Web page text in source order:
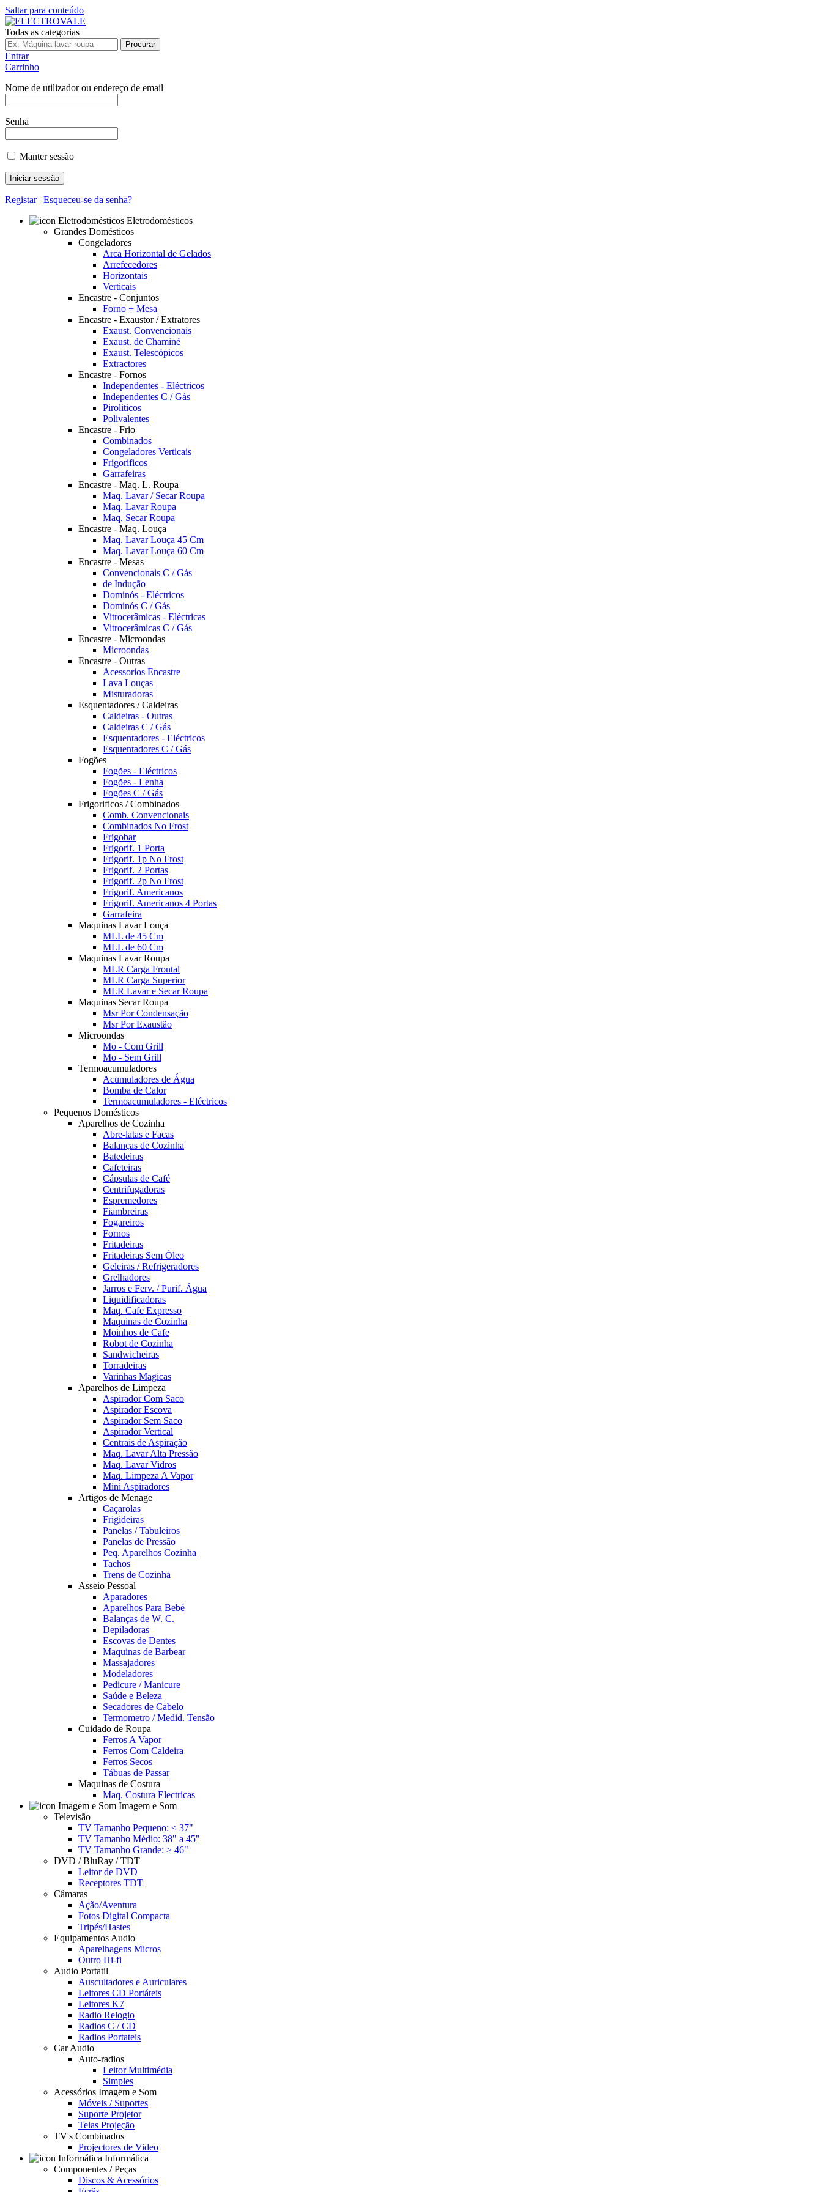
Saltar para conteúdo
Todas as categorias
Procurar
Entrar
Carrinho
Nome de utilizador ou endereço de email
Senha
Manter sessão
Registar| Esqueceu-se da senha?
Eletrodomésticos
Grandes Domésticos
Congeladores
Arca Horizontal de Gelados
Arrefecedores
Horizontais
Verticais
Encastre - Conjuntos
Forno + Mesa
Encastre - Exaustor / Extratores
Exaust. Convencionais
Exaust. de Chaminé
Exaust. Telescópicos
Extractores
Encastre - Fornos
Independentes - Eléctricos
Independentes C / Gás
Piroliticos
Polivalentes
Encastre - Frio
Combinados
Congeladores Verticais
Frigorificos
Garrafeiras
Encastre - Maq. L. Roupa
Maq. Lavar / Secar Roupa
Maq. Lavar Roupa
Maq. Secar Roupa
Encastre - Maq. Louça
Maq. Lavar Louça 45 Cm
Maq. Lavar Louça 60 Cm
Encastre - Mesas
Convencionais C / Gás
de Indução
Dominós - Eléctricos
Dominós C / Gás
Vitrocerâmicas - Eléctricas
Vitrocerâmicas C / Gás
Encastre - Microondas
Microondas
Encastre - Outras
Acessorios Encastre
Lava Louças
Misturadoras
Esquentadores / Caldeiras
Caldeiras - Outras
Caldeiras C / Gás
Esquentadores - Eléctricos
Esquentadores C / Gás
Fogões
Fogões - Eléctricos
Fogões - Lenha
Fogões C / Gás
Frigorificos / Combinados
Comb. Convencionais
Combinados No Frost
Frigobar
Frigorif. 1 Porta
Frigorif. 1p No Frost
Frigorif. 2 Portas
Frigorif. 2p No Frost
Frigorif. Americanos
Frigorif. Americanos 4 Portas
Garrafeira
Maquinas Lavar Louça
MLL de 45 Cm
MLL de 60 Cm
Maquinas Lavar Roupa
MLR Carga Frontal
MLR Carga Superior
MLR Lavar e Secar Roupa
Maquinas Secar Roupa
Msr Por Condensação
Msr Por Exaustão
Microondas
Mo - Com Grill
Mo - Sem Grill
Termoacumuladores
Acumuladores de Água
Bomba de Calor
Termoacumuladores - Eléctricos
Pequenos Domésticos
Aparelhos de Cozinha
Abre-latas e Facas
Balanças de Cozinha
Batedeiras
Cafeteiras
Cápsulas de Café
Centrifugadoras
Espremedores
Fiambreiras
Fogareiros
Fornos
Fritadeiras
Fritadeiras Sem Óleo
Geleiras / Refrigeradores
Grelhadores
Jarros e Ferv. / Purif. Água
Liquidificadoras
Maq. Cafe Expresso
Maquinas de Cozinha
Moinhos de Cafe
Robot de Cozinha
Sandwicheiras
Torradeiras
Varinhas Magicas
Aparelhos de Limpeza
Aspirador Com Saco
Aspirador Escova
Aspirador Sem Saco
Aspirador Vertical
Centrais de Aspiração
Maq. Lavar Alta Pressão
Maq. Lavar Vidros
Maq. Limpeza A Vapor
Mini Aspiradores
Artigos de Menage
Caçarolas
Frigideiras
Panelas / Tabuleiros
Panelas de Pressão
Peq. Aparelhos Cozinha
Tachos
Trens de Cozinha
Asseio Pessoal
Aparadores
Aparelhos Para Bebé
Balanças de W. C.
Depiladoras
Escovas de Dentes
Maquinas de Barbear
Massajadores
Modeladores
Pedicure / Manicure
Saúde e Beleza
Secadores de Cabelo
Termometro / Medid. Tensão
Cuidado de Roupa
Ferros A Vapor
Ferros Com Caldeira
Ferros Secos
Tábuas de Passar
Maquinas de Costura
Maq. Costura Electricas
Imagem e Som
Televisão
TV Tamanho Pequeno: ≤ 37"
TV Tamanho Médio: 38" a 45"
TV Tamanho Grande: ≥ 46"
DVD / BluRay / TDT
Leitor de DVD
Receptores TDT
Câmaras
Ação/Aventura
Fotos Digital Compacta
Tripés/Hastes
Equipamentos Audio
Aparelhagens Micros
Outro Hi-fi
Audio Portatil
Auscultadores e Auriculares
Leitores CD Portáteis
Leitores K7
Radio Relogio
Radios C / CD
Radios Portateis
Car Audio
Auto-radios
Leitor Multimédia
Simples
Acessórios Imagem e Som
Móveis / Suportes
Suporte Projetor
Telas Projeção
TV's Combinados
Projectores de Video
Informática
Componentes / Peças
Discos & Acessórios